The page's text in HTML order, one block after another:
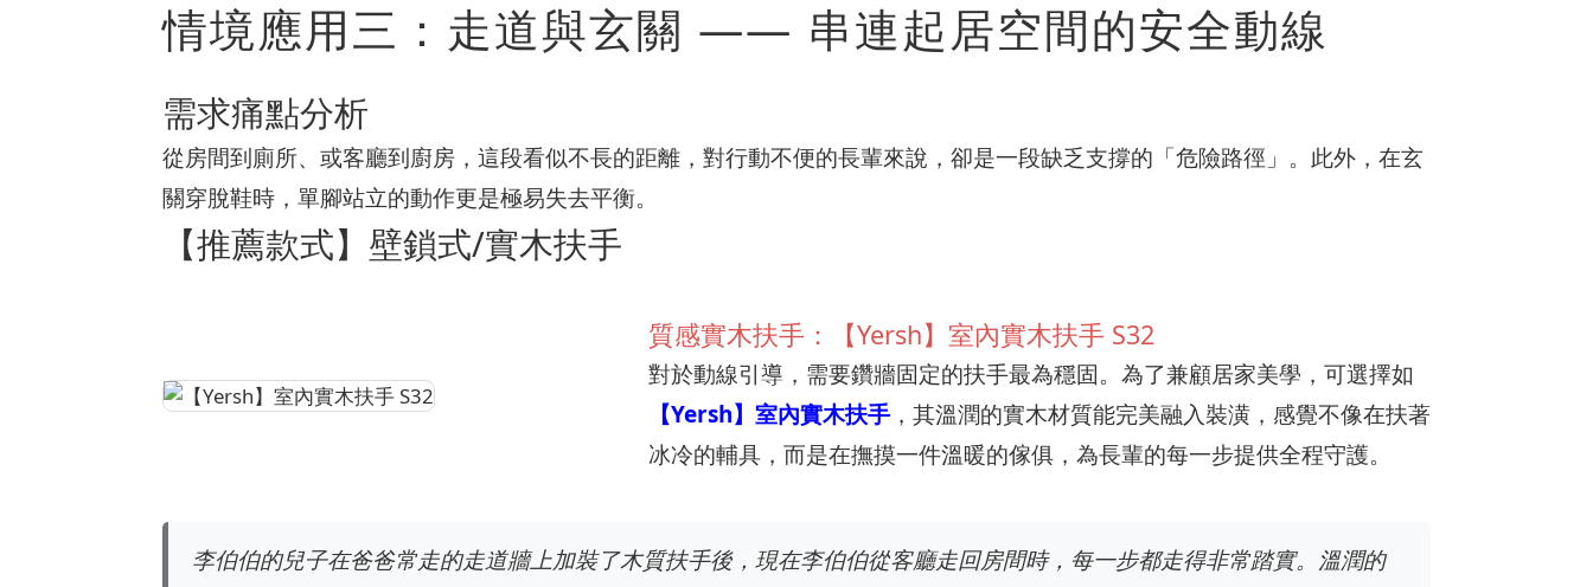
情境應用三：走道與玄關 —— 串連起居空間的安全動線
需求痛點分析
從房間到廁所、或客廳到廚房，這段看似不長的距離，對行動不便的長輩來說，卻是一段缺乏支撐的「危險路徑」。此外，在玄
關穿脫鞋時，單腳站立的動作更是極易失去平衡。
【推薦款式】壁鎖式/實木扶手
質感實木扶手：【Yersh】室內實木扶手 S32
對於動線引導，需要鑽牆固定的扶手最為穩固。為了兼顧居家美學，可選擇如
【Yersh】室內實木扶手 ，其溫潤的實木材質能完美融入裝潢，感覺不像在扶著
冰冷的輔具，而是在撫摸一件溫暖的傢俱，為長輩的每一步提供全程守護。
李伯伯的兒子在爸爸常走的走道牆上加裝了木質扶手後，現在李伯伯從客廳走回房間時，每一步都走得非常踏實。溫潤的